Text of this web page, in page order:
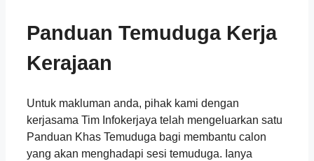
Panduan Temuduga Kerja
Kerajaan
Untuk makluman anda, pihak kami dengan
kerjasama Tim Infokerjaya telah mengeluarkan satu
Panduan Khas Temuduga bagi membantu calon
yang akan menghadapi sesi temuduga. Ianya